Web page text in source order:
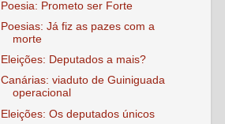
Poesia: Prometo ser Forte
Poesias: Já fiz as pazes com a
morte
Eleições: Deputados a mais?
Canárias: viaduto de Guiniguada
operacional
Eleições: Os deputados únicos